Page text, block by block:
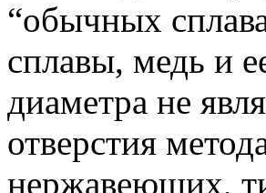
“обычных
сплавы, медь и
диаметра не
отверстия
нержавеющих,